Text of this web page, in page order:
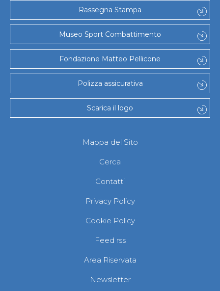
Albi Federali
Arbitri
Lotta
La disciplina
News
Gare e Risultati
Attività Didattica
Albi Federali
Karate
La disciplina
News
Gare e Risultati
Albi Federali
Arti marziali
Aikido
Ju Jitsu
Sumo
Capoeira
Grappling
BJJ
Pancrazio/Pankration
S'istrumpa
News
Calendario Attività
Difesa Personale MGA
La disciplina
News
Merchandising
Rassegna Stampa
Museo Sport Combattimento
Fondazione Matteo Pellicone
Polizza assicurativa
Scarica il logo
Mappa del Sito
Cerca
Contatti
Privacy Policy
Cookie Policy
Feed rss
Area Riservata
Newsletter